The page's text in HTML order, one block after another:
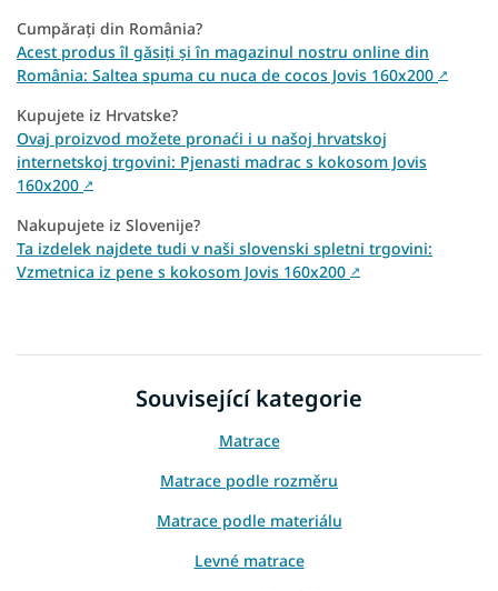
Cumpărați din România?
Acest produs îl găsiți și în magazinul nostru online din
România: Saltea spuma cu nuca de cocos Jovis 160x200 ↗
Kupujete iz Hrvatske?
Ovaj proizvod možete pronaći i u našoj hrvatskoj
internetskoj trgovini: Pjenasti madrac s kokosom Jovis
160x200 ↗
Nakupujete iz Slovenije?
Ta izdelek najdete tudi v naši slovenski spletni trgovini:
Vzmetnica iz pene s kokosom Jovis 160x200 ↗
Související kategorie
Matrace
Matrace podle rozměru
Matrace podle materiálu
Levné matrace